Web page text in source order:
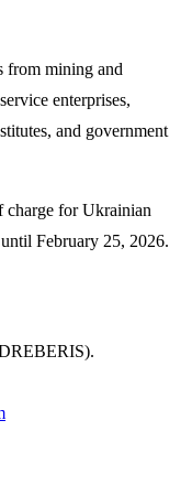
from mining and
enterprises,
and government
charge for Ukrainian
February 25, 2026.